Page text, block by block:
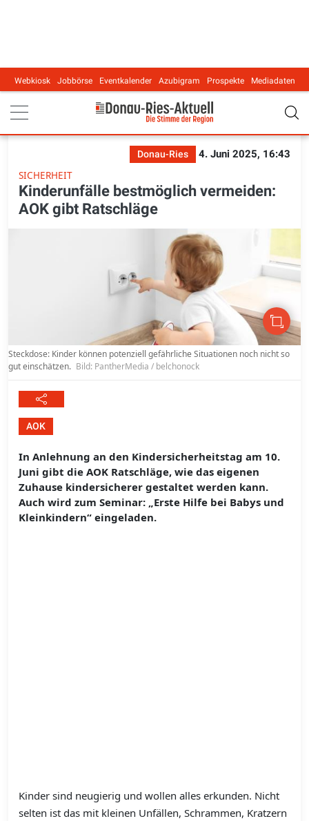
Main navigation
Webkiosk Jobbörse Eventkalender Azubigram Prospekte Mediadaten
Donau-Ries
4. Juni 2025, 16:43
SICHERHEIT
Kinderunfälle bestmöglich vermeiden:
AOK gibt Ratschläge
Steckdose: Kinder können potenziell gefährliche Situationen noch nicht so
gut einschätzen. Bild: PantherMedia / belchonock
AOK
In Anlehnung an den Kindersicherheitstag am 10.
Juni gibt die AOK Ratschläge, wie das eigenen
Zuhause kindersicherer gestaltet werden kann.
Auch wird zum Seminar: „Erste Hilfe bei Babys und
Kleinkindern“ eingeladen.
Kinder sind neugierig und wollen alles erkunden. Nicht
selten ist das mit kleinen Unfällen, Schrammen, Kratzern